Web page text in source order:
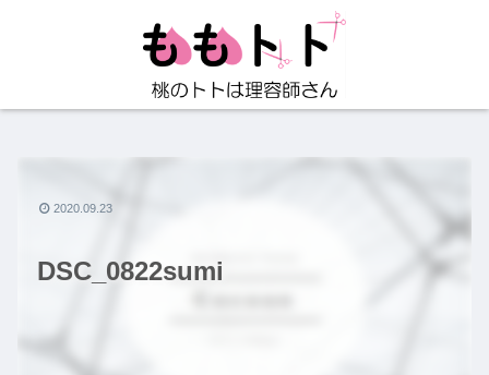
DSC_0822sumi
2020.09.23